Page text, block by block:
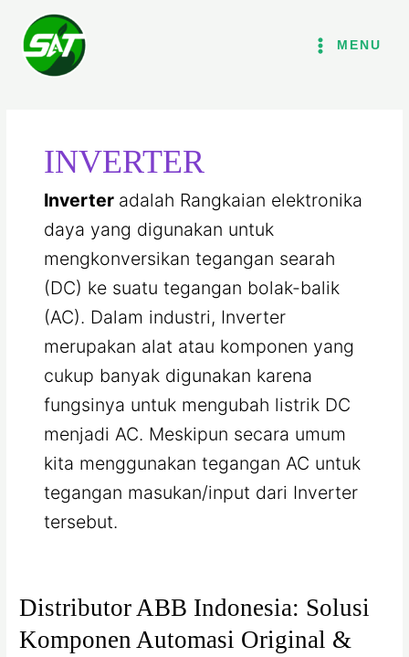
konten
MENU
INVERTER
Inverter adalah Rangkaian elektronika
daya yang digunakan untuk
mengkonversikan tegangan searah
(DC) ke suatu tegangan bolak-balik
(AC). Dalam industri, Inverter
merupakan alat atau komponen yang
cukup banyak digunakan karena
fungsinya untuk mengubah listrik DC
menjadi AC. Meskipun secara umum
kita menggunakan tegangan AC untuk
tegangan masukan/input dari Inverter
tersebut.
Distributor ABB Indonesia: Solusi
Komponen Automasi Original &
Distributor
Indonesia: